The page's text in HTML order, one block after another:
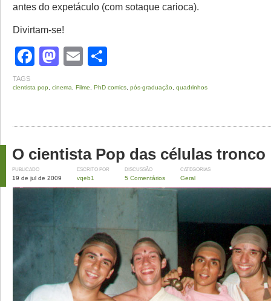
antes do expetáculo (com sotaque carioca).
Divirtam-se!
Facebook
Mastodon
Email
TAGS
cientista pop cinema Filme PhD comics pós-graduação quadrinhos
O cientista Pop das células tronco
PUBLICADO
19 de jul de 2009
ESCRITO POR
vqeb1
DISCUSSÃO
5 Comentários
CATEGORIAS
Geral